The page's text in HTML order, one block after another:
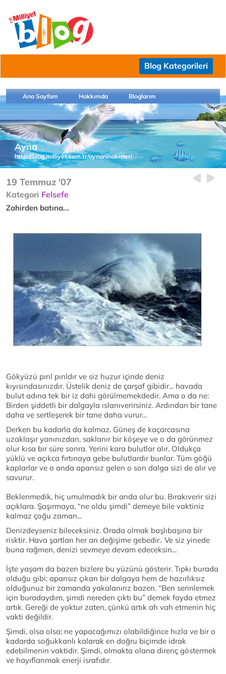
Blog Kategorileri
Ana Sayfam Hakkımda Bloglarım
Ayna
http://blog.milliyet.com.tr/aynaninakisleri
19 Temmuz '07
Kategori Felsefe
Zahirden batına...
Gökyüzü pırıl pırıldır ve siz huzur içinde deniz
kıyısındasınızdır. Üstelik deniz de çarşaf gibidir... havada
bulut adına tek bir iz dahi görülmemekdedir. Ama o da ne:
Birden şiddetli bir dalgayla ıslanıverirsiniz. Ardından bir tane
daha ve sertleşerek bir tane daha vurur...
Derken bu kadarla da kalmaz. Güneş de kaçarcasına
uzaklaşır yanınızdan, saklanır bir köşeye ve o da görünmez
olur kısa bir süre sonra. Yerini kara bulutlar alır. Oldukça
yüklü ve açıkca fırtınaya gebe bulutlardır bunlar. Tüm göğü
kaplarlar ve o anda apansız gelen o son dalga sizi de alır ve
savurur.
Beklenmedik, hiç umulmadık bir anda olur bu. Bırakıverir sizi
açıklara. Şaşırmaya, “ne oldu şimdi” demeye bile vaktiniz
kalmaz çoğu zaman...
Denizdeyseniz bileceksiniz. Orada olmak başlıbaşına bir
risktir. Hava şartları her an değişime gebedir.. Ve siz yinede
buna rağmen, denizi sevmeye devam edeceksin...
İşte yaşam da bazen bizlere bu yüzünü gösterir. Tıpkı burada
olduğu gibi; apansız çıkan bir dalgaya hem de hazırlıksız
olduğunuz bir zamanda yakalanırız bazen. “Ben serinlemek
için buradaydım, şimdi nereden çıktı bu” demek fayda etmez
artık. Gereği de yoktur zaten, çünkü artık ah vah etmenin hiç
vakti değildir.
Şimdi, olsa olsa; ne yapacağımızı olabildiğince hızla ve bir o
kadarda soğukkanlı kalarak en doğru biçimde idrak
edebilmenin vaktidir. Şimdi, olmakta olana direnç göstermek
ve hayıflanmak enerji israfıdır.